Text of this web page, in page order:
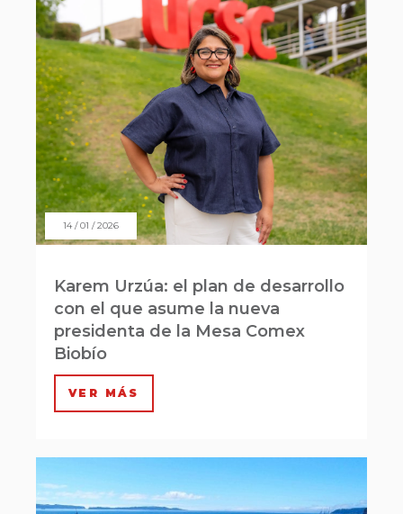
14 / 01 / 2026
Karem Urzúa: el plan de desarrollo
con el que asume la nueva
presidenta de la Mesa Comex
Biobío
VER MÁS